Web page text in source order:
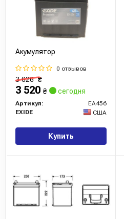
Акумулятор
0 отзывов
3 626₴
3 520 ₴ сегодня
Артикул:
EA456
EXIDE
США
Купить